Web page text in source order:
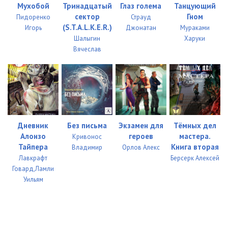
0034 07:01
09:21
0037 04:20
0038 04:22
0039 06:42
0040 12:05
0041 05:14
0042
Мухобой
Пидоренко
Игорь
Тринадцатый
сектор
(S.T.A.L.K.E.R.)
Шалыгин
Вячеслав
Глаз голема
Страуд
Джонатан
Танцующий
Гном
Мураками
Харуки
Дневник
Алонзо
Тайпера
Лавкрафт
Говард,Ламли
Уильям
Без письма
Кривонос
Владимир
Экзамен для
героев
Орлов Алекс
Тёмных дел
мастера.
Книга вторая
Берсерк Алексей